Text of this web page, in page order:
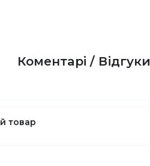
Коментарі / Відгуки
товар